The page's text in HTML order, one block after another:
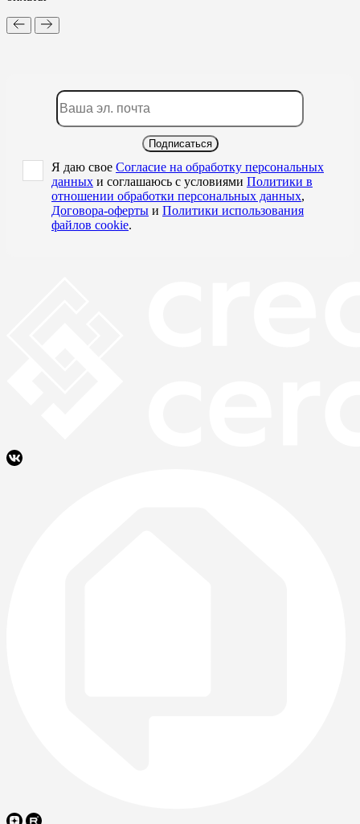
Подписаться
Я даю свое Согласие на обработку персональных
данных и соглашаюсь с условиями Политики в
отношении обработки персональных данных,
Договора-оферты и Политики использования
файлов cookie.